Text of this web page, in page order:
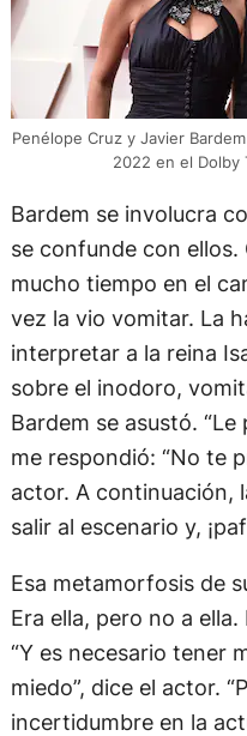
Penélope Cruz y Javier
2022 en el Dolby
Bardem se involucra
se confunde con ellos.
mucho tiempo en el
vez la vio vomitar. La
interpretar a la reina
sobre el inodoro,
Bardem se asustó.
me respondió: “No te
actor. A continuación,
salir al escenario y,
Esa metamorfosis de
Era ella, pero no a
“Y es necesario tener
miedo”, dice el actor.
incertidumbre en la